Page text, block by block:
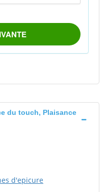
du touch, Plaisance
d'epicure